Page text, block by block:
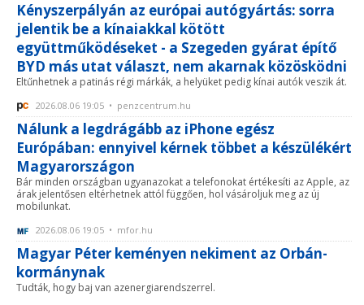
Kényszerpályán az európai autógyártás: sorra
jelentik be a kínaiakkal kötött
együttműködéseket - a Szegeden gyárat építő
BYD más utat választ, nem akarnak közösködni
Eltűnhetnek a patinás régi márkák, a helyüket pedig kínai autók veszik át.
2026.08.06 19:05 • penzcentrum.hu
Nálunk a legdrágább az iPhone egész
Európában: ennyivel kérnek többet a készülékért
Magyarországon
Bár minden országban ugyanazokat a telefonokat értékesíti az Apple, az
árak jelentősen eltérhetnek attól függően, hol vásároljuk meg az új
mobilunkat.
2026.08.06 19:05 • mfor.hu
Magyar Péter keményen nekiment az Orbán-
kormánynak
Tudták, hogy baj van azenergiarendszerrel.